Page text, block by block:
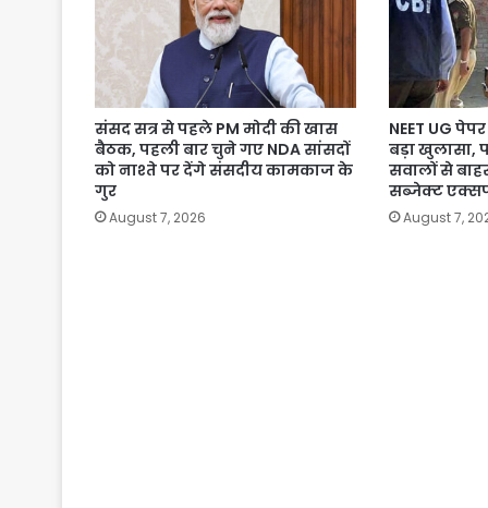
संसद सत्र से पहले PM मोदी की खास
बैठक, पहली बार चुने गए NDA सांसदों
को नाश्ते पर देंगे संसदीय कामकाज के
गुर
August 7, 2026
NEET UG
बड़ा खुलासा,
सवालों से
सब्जेक्ट
August 7,